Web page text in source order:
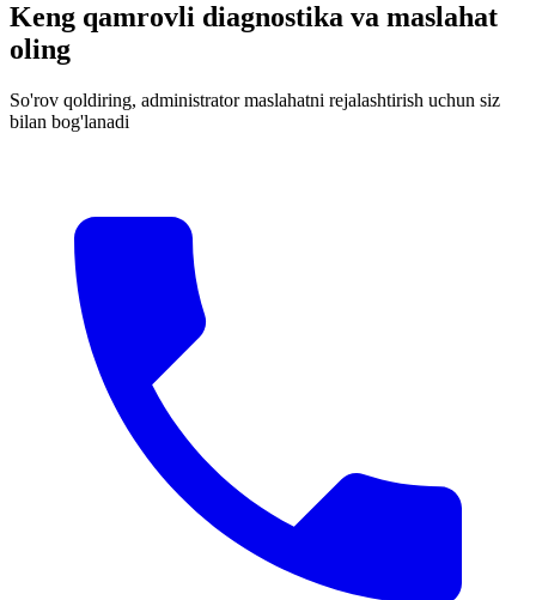
Keng qamrovli diagnostika va maslahat
oling
So'rov qoldiring, administrator maslahatni rejalashtirish uchun siz
bilan bog'lanadi